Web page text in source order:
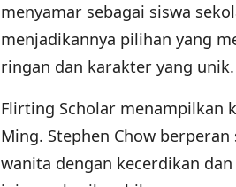
menyamar sebagai siswa
menjadikannya pilihan yang
ringan dan karakter yang unik.
Flirting Scholar menampilkan
Ming. Stephen Chow
wanita dengan kecerdikan